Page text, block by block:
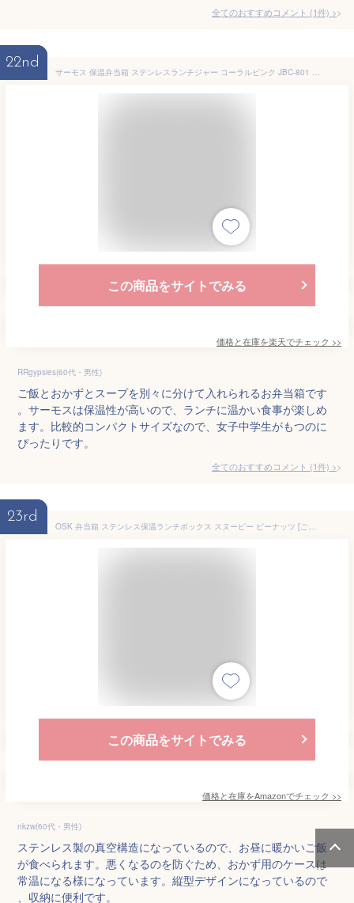
全てのおすすめコメント (1件) >
22nd
サーモス 保温弁当箱 ステンレスランチジャー コーラルピンク JBC-801 ｜ THERMOS ランチジャー 女性 保温 ごはんもスープも あたたかい弁当
この商品をサイトでみる
価格と在庫を楽天でチェック >>
RRgypsies(60代・男性)
ご飯とおかずとスープを別々に分けて入れられるお弁当箱です
。サーモスは保温性が高いので、ランチに温かい食事が楽しめ
ます。比較的コンパクトサイズなので、女子中学生がもつのに
ぴったりです。
全てのおすすめコメント (1件) >
23rd
OSK 弁当箱 ステンレス保温ランチボックス スヌーピー ピーナッツ [ごはん容器240ml おかず容器180ml 2個/縦型バッグ/フタを外してレンジOK/箸18cm] 食洗機対応 SW-6
この商品をサイトでみる
価格と在庫をAmazonでチェック >>
nkzw(60代・男性)
ステンレス製の真空構造になっているので、お昼に暖かいご飯
が食べられます。悪くなるのを防ぐため、おかず用のケースは
常温になる様になっています。縦型デザインになっているので
、収納に便利です。